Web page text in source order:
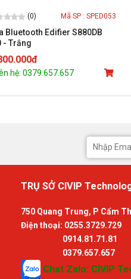
(0) Mã SP : SPED053
Bluetooth Edifier S880DB
- Trắng
hệ: 0379.657.657
TRỤ SỞ CIVIP
750 Quang Trung, P Cẩm
Điện thoại: 0255.3729.729
0914.81.71.81
0379.657.657
Chat Zalo: CIVIP